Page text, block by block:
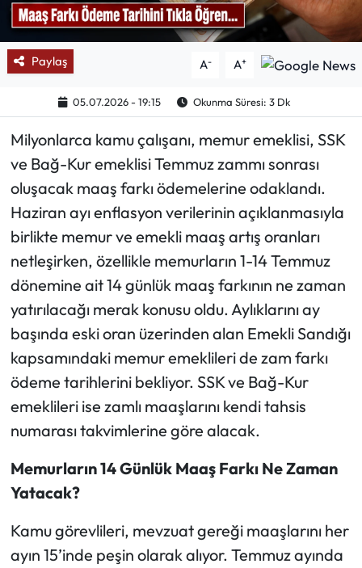
Paylaş A- A+
05.07.2026 - 19:15 Okunma Süresi: 3 Dk
Milyonlarca kamu çalışanı, memur emeklisi, SSK
ve Bağ-Kur emeklisi Temmuz zammı sonrası
oluşacak maaş farkı ödemelerine odaklandı.
Haziran ayı enflasyon verilerinin açıklanmasıyla
birlikte memur ve emekli maaş artış oranları
netleşirken, özellikle memurların 1-14 Temmuz
dönemine ait 14 günlük maaş farkının ne zaman
yatırılacağı merak konusu oldu. Aylıklarını ay
başında eski oran üzerinden alan Emekli Sandığı
kapsamındaki memur emeklileri de zam farkı
ödeme tarihlerini bekliyor. SSK ve Bağ-Kur
emeklileri ise zamlı maaşlarını kendi tahsis
numarası takvimlerine göre alacak.
Memurların 14 Günlük Maaş Farkı Ne Zaman
Yatacak?
Kamu görevlileri, mevzuat gereği maaşlarını her
ayın 15’inde peşin olarak alıyor. Temmuz ayında
Köşe Yazıları
Karikatür Galeri
ASTROLOJİ
Spor Yazıları
Mektup Galeri
Ekonomi
Turizm
Teknoloji